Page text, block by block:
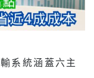
系統涵蓋六主